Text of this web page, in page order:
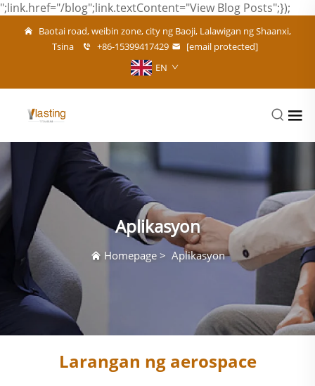
";link.href="/blog";link.textContent="View Blog Posts";});
Baotai road, weibin zone, city ng Baoji, Lalawigan ng Shaanxi,
Tsina
+86-15399417429
[email protected]
EN
Aplikasyon
Homepage> Aplikasyon
Larangan ng aerospace